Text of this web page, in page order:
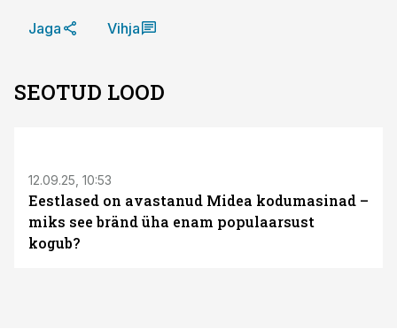
Jaga Vihja
SEOTUD LOOD
12.09.25, 10:53
Eestlased on avastanud Midea kodumasinad –
miks see bränd üha enam populaarsust
kogub?